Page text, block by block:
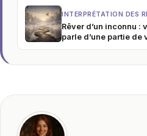
INTERPRÉTATION DES
Rêver d’un inconnu
parle d’une partie de